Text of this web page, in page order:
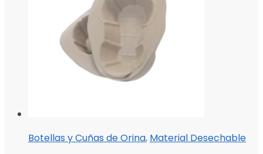
Botellas y Cuñas de Orina, Material Desechable